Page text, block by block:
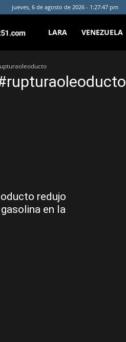
jueves, 6 de agosto de 2026 - 1:27:47 pm
Noticias251
LARA VENEZUELA
redujo
en la